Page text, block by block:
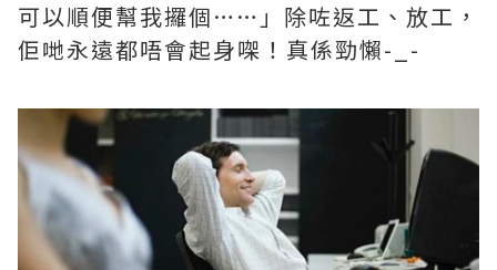
可以順便幫我攞個……」除咗返工、放工，
佢哋永遠都唔會起身㗎！真係勁懶-_-